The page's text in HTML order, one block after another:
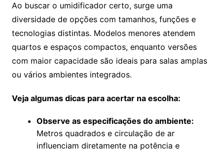
Ao buscar o umidificador certo, surge uma
diversidade de opções com tamanhos, funções e
tecnologias distintas. Modelos menores atendem
quartos e espaços compactos, enquanto versões
com maior capacidade são ideais para salas amplas
ou vários ambientes integrados.
Veja algumas dicas para acertar na escolha:
Observe as especificações do ambiente:
Metros quadrados e circulação de ar
influenciam diretamente na potência e